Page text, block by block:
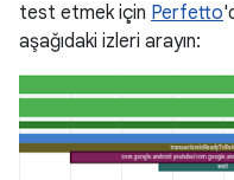
test etmek için Perfetto
aşağıdaki izleri arayın: